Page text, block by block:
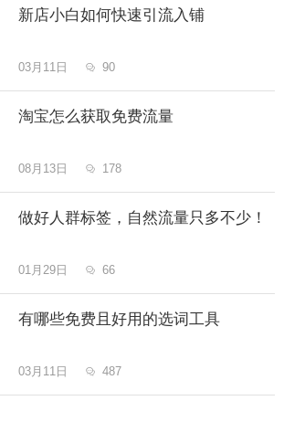
新店小白如何快速引流入铺
03月11日  90
淘宝怎么获取免费流量
08月13日  178
做好人群标签，自然流量只多不少！
01月29日  66
有哪些免费且好用的选词工具
03月11日  487